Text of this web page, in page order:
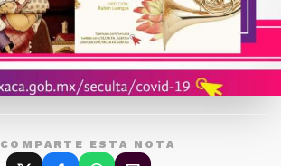
COMPARTE ESTA NOTA